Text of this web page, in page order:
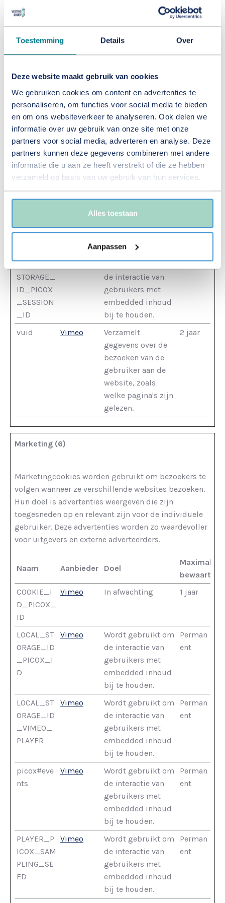
Toestemming Details Over
Deze website maakt gebruik van cookies
We gebruiken cookies om content en advertenties te
personaliseren, om functies voor social media te bieden
en om ons websiteverkeer te analyseren. Ook delen we
informatie over uw gebruik van onze site met onze
partners voor social media, adverteren en analyse. Deze
partners kunnen deze gegevens combineren met andere
informatie die u aan ze heeft verstrekt of die ze hebben
verzameld op basis van uw gebruik van hun services.
Alles toestaan
Aanpassen
marketingkanalen.
_ga_#
Google
Gebruikt om
Google Analytics te
verzenden over het
apparaat en het
gedrag van de
bezoeker. Traceert
de bezoeker op
verschillende
apparaten en
marketingkanalen.
2 jaar
orionV3#i
Vimeo
Wordt gebruikt om
de interactie van
embedded inhoud
bij te houden.
Perman
SESSION_
STORAGE_
ID_PICOX
_SESSION
_ID
Vimeo
Wordt gebruikt om
de interactie van
gebruikers met
embedded inhoud
bij te houden.
Sessie
vuid Vimeo
Verzamelt
gegevens over de
bezoeken van de
gebruiker aan de
website, zoals
welke pagina's zijn
gelezen.
2 jaar
Marketing (6)
Marketingcookies worden gebruikt om bezoekers te
volgen wanneer ze verschillende websites bezoeken.
Hun doel is advertenties weergeven die zijn
toegesneden op en relevant zijn voor de individuele
gebruiker. Deze advertenties worden zo waardevoller
voor uitgevers en externe adverteerders.
Naam Aanbieder Doel
Maximale
COOKIE_I
D_PICOX_
ID
Vimeo In afwachting 1 jaar
LOCAL_ST
ORAGE_ID
_PICOX_I
D
Vimeo
Wordt gebruikt om
de interactie van
gebruikers met
embedded inhoud
bij te houden.
Perman
ent
LOCAL_ST
ORAGE_ID
_VIMEO_
PLAYER
Vimeo
Wordt gebruikt om
de interactie van
gebruikers met
embedded inhoud
bij te houden.
Perman
ent
picox#eve
nts
Vimeo
Wordt gebruikt om
de interactie van
gebruikers met
embedded inhoud
bij te houden.
Perman
ent
PLAYER_P
ICOX_SAM
PLING_SE
ED
Vimeo
Wordt gebruikt om
de interactie van
gebruikers met
embedded inhoud
bij te houden.
Perman
ent